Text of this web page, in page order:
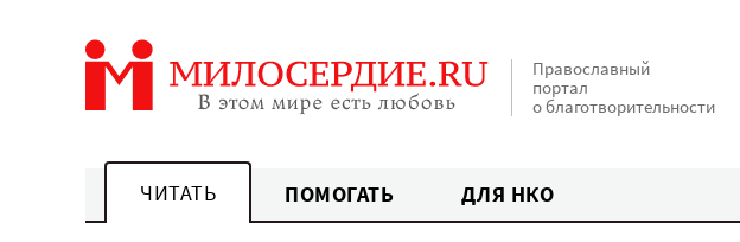
Православный
портал
о благотворительности
ЧИТАТЬ ПОМОГАТЬ ДЛЯ НКО